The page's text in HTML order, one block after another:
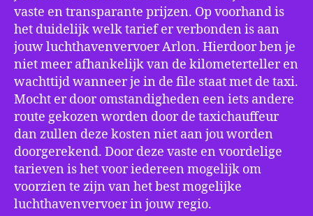
vaste en transparante prijzen. Op voorhand is
het duidelijk welk tarief er verbonden is aan
jouw luchthavenvervoer Arlon. Hierdoor ben je
niet meer afhankelijk van de kilometerteller en
wachttijd wanneer je in de file staat met de taxi.
Mocht er door omstandigheden een iets andere
route gekozen worden door de taxichauffeur
dan zullen deze kosten niet aan jou worden
doorgerekend. Door deze vaste en voordelige
tarieven is het voor iedereen mogelijk om
voorzien te zijn van het best mogelijke
luchthavenvervoer in jouw regio.